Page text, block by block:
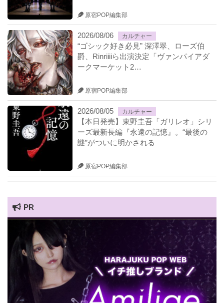
原宿POP編集部
2026/08/06 カルチャー
“ゴシック好き必見” 深澤翠、ローズ伯
爵、Rinriiiiら出演決定「ヴァンパイアダ
ークマーケット2…
原宿POP編集部
2026/08/05 カルチャー
【本日発売】東野圭吾「ガリレオ」シリ
ーズ最新長編『永遠の記憶』。“最後の
謎”がついに明かされる
原宿POP編集部
PR
HARAJUKU POP TV